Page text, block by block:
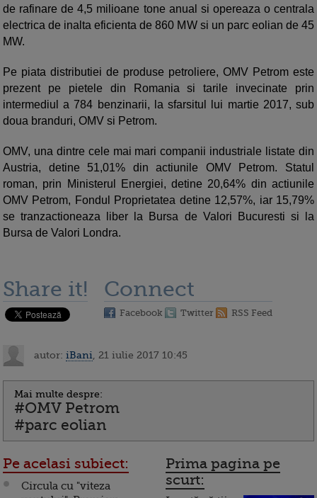
de rafinare de 4,5 milioane tone anual si opereaza o centrala
electrica de inalta eficienta de 860 MW si un parc eolian de 45
MW.
Pe piata distributiei de produse petroliere, OMV Petrom este
prezent pe pietele din Romania si tarile invecinate prin
intermediul a 784 benzinarii, la sfarsitul lui martie 2017, sub
doua branduri, OMV si Petrom.
OMV, una dintre cele mai mari companii industriale listate din
Austria, detine 51,01% din actiunile OMV Petrom. Statul
roman, prin Ministerul Energiei, detine 20,64% din actiunile
OMV Petrom, Fondul Proprietatea detine 12,57%, iar 15,79%
se tranzactioneaza liber la Bursa de Valori Bucuresti si la
Bursa de Valori Londra.
Share it! Connect
Facebook Twitter RSS Feed
autor: iBani , 21 iulie 2017 10:45
Mai multe despre:
#OMV Petrom
#parc eolian
Pe acelasi subiect:
Circula cu "viteza
Prima pagina pe
scurt: